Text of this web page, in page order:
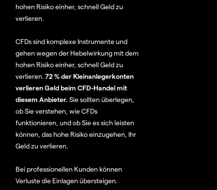
hohen Risiko einher, schnell Geld zu
verlieren.
CFDs sind komplexe Instrumente und
gehen wegen der Hebelwirkung mit dem
hohen Risiko einher, schnell Geld zu
verlieren.72 % der Kleinanlegerkonten
verlieren Geld beim CFD-Handel mit
diesem Anbieter. Sie sollten überlegen,
ob Sie verstehen, wie CFDs
funktionieren, und ob Sie es sich leisten
können, das hohe Risiko einzugehen, Ihr
Geld zu verlieren.
Bei professionellen Kunden können
Verluste die Einlagen übersteigen.